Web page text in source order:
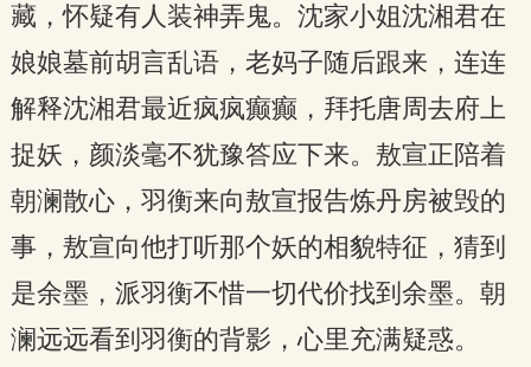
藏，怀疑有人装神弄鬼。沈家小姐沈湘君在
娘娘墓前胡言乱语，老妈子随后跟来，连连
解释沈湘君最近疯疯癫癫，拜托唐周去府上
捉妖，颜淡毫不犹豫答应下来。敖宣正陪着
朝澜散心，羽衡来向敖宣报告炼丹房被毁的
事，敖宣向他打听那个妖的相貌特征，猜到
是余墨，派羽衡不惜一切代价找到余墨。朝
澜远远看到羽衡的背影，心里充满疑惑。